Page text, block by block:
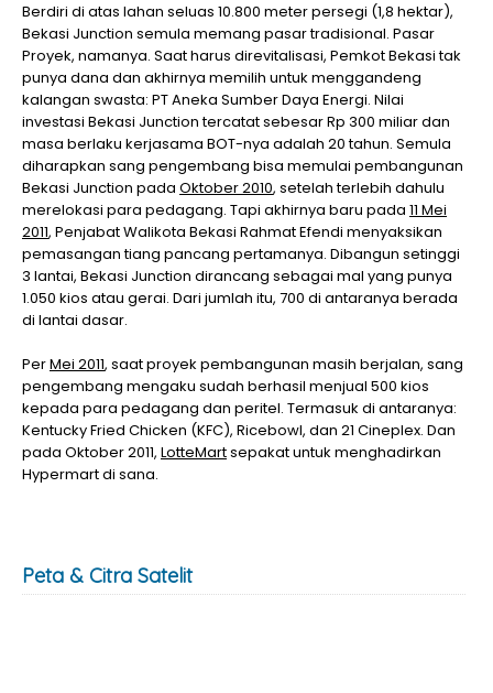
Berdiri di atas lahan seluas 10.800 meter persegi (1,8 hektar),
Bekasi Junction semula memang pasar tradisional. Pasar
Proyek, namanya. Saat harus direvitalisasi, Pemkot Bekasi tak
punya dana dan akhirnya memilih untuk menggandeng
kalangan swasta: PT Aneka Sumber Daya Energi. Nilai
investasi Bekasi Junction tercatat sebesar Rp 300 miliar dan
masa berlaku kerjasama BOT-nya adalah 20 tahun. Semula
diharapkan sang pengembang bisa memulai pembangunan
Bekasi Junction pada Oktober 2010, setelah terlebih dahulu
merelokasi para pedagang. Tapi akhirnya baru pada 11 Mei
2011, Penjabat Walikota Bekasi Rahmat Efendi menyaksikan
pemasangan tiang pancang pertamanya. Dibangun setinggi
3 lantai, Bekasi Junction dirancang sebagai mal yang punya
1.050 kios atau gerai. Dari jumlah itu, 700 di antaranya berada
di lantai dasar.
PerMei 2011, saat proyek pembangunan masih berjalan, sang
pengembang mengaku sudah berhasil menjual 500 kios
kepada para pedagang dan peritel. Termasuk di antaranya:
Kentucky Fried Chicken (KFC), Ricebowl, dan 21 Cineplex. Dan
pada Oktober 2011, LotteMartsepakat untuk menghadirkan
Hypermart di sana.
Peta & Citra Satelit